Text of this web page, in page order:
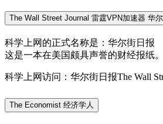
The Wall Street Journal 雷霆VPN加速器 华
科学上网的正式名称是：华尔街日报
这是一本在美国颇具声誉的财经报纸。
科学上网访问：华尔街日报The Wall
The Economist 经济学人